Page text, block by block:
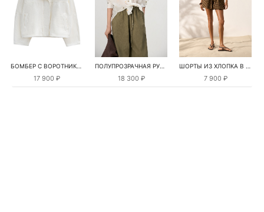
БОМБЕР С ВОРОТНИКОМ-СТОЙКОЙ
17 900 ₽
ПОЛУПРОЗРАЧНАЯ РУБАШКА С РОМАШКАМИ
18 300 ₽
ШОРТЫ ИЗ ХЛОПКА В КЛЕТКУ
7 900 ₽